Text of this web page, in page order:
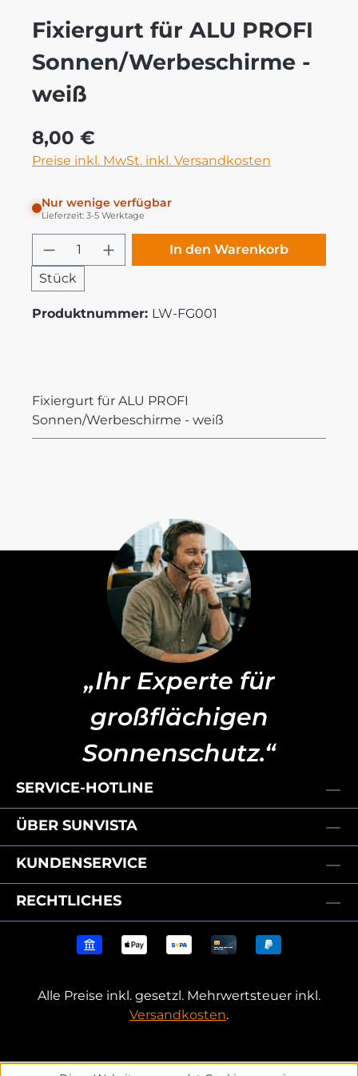
Fixiergurt für ALU PROFI
Sonnen/Werbeschirme -
weiß
Regulärer Preis:
8,00 €
Preise inkl. MwSt. inkl. Versandkosten
Nur wenige verfügbar
Lieferzeit: 3-5 Werktage
Produkt Anzahl: Gib den
Stück
In den Warenkorb
Produktnummer: LW-FG001
Fixiergurt für ALU PROFI
Sonnen/Werbeschirme - weiß
„Ihr Experte für
großflächigen
Sonnenschutz.“
SERVICE-HOTLINE
ÜBER SUNVISTA
KUNDENSERVICE
RECHTLICHES
Alle Preise inkl. gesetzl. Mehrwertsteuer inkl.
Versandkosten.